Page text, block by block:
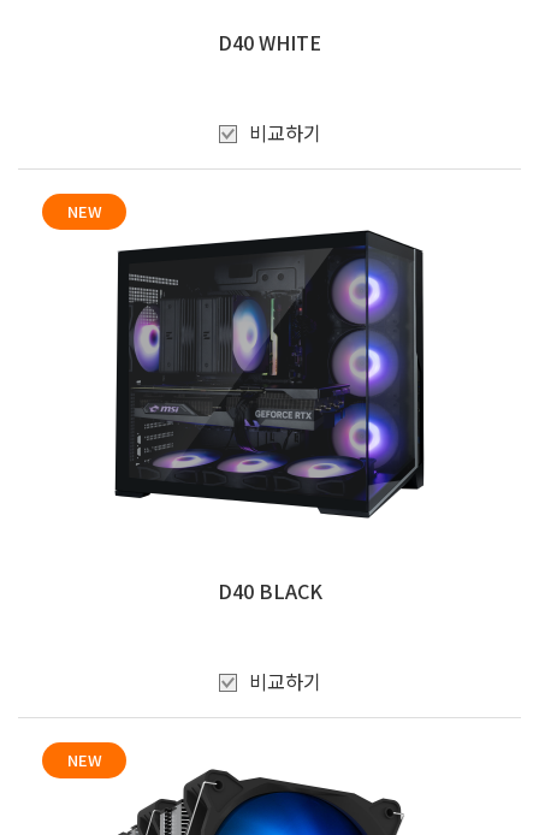
D40 WHITE
비교하기
NEW
D40 BLACK
비교하기
NEW